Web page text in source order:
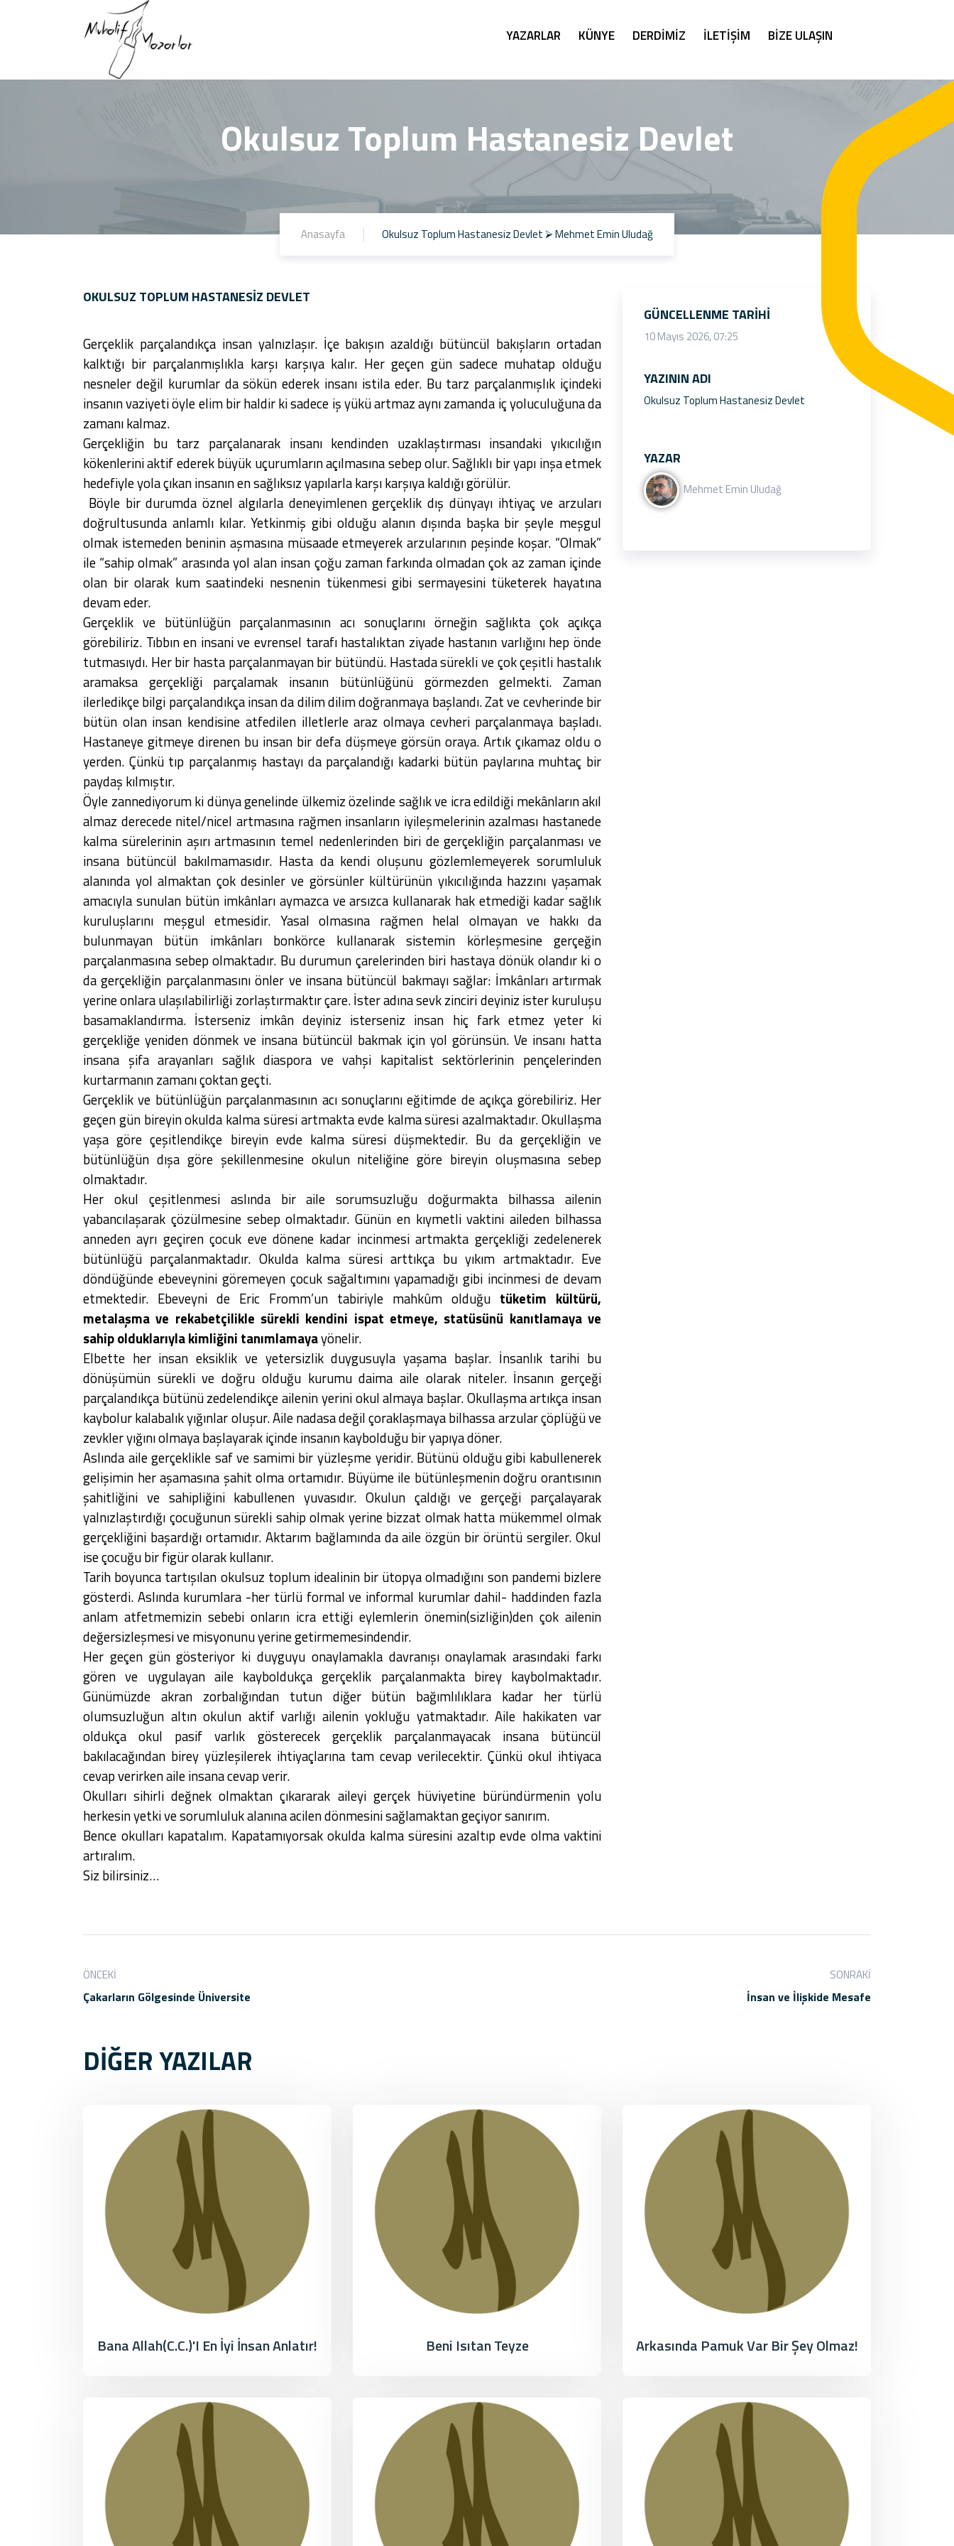
YAZARLAR KÜNYE DERDİMİZ İLETİŞİM BİZE ULAŞIN
Okulsuz Toplum Hastanesiz Devlet
Anasayfa Okulsuz Toplum Hastanesiz Devlet ⮚ Mehmet Emin Uludağ
OKULSUZ TOPLUM HASTANESIZ DEVLET
Gerçeklik parçalandıkça insan yalnızlaşır. İçe bakışın azaldığı bütüncül bakışların ortadan
kalktığı bir parçalanmışlıkla karşı karşıya kalır. Her geçen gün sadece muhatap olduğu
nesneler değil kurumlar da sökün ederek insanı istila eder. Bu tarz parçalanmışlık içindeki
insanın vaziyeti öyle elim bir haldir ki sadece iş yükü artmaz aynı zamanda iç yoluculuğuna da
zamanı kalmaz.
Gerçekliğin bu tarz parçalanarak insanı kendinden uzaklaştırması insandaki yıkıcılığın
kökenlerini aktif ederek büyük uçurumların açılmasına sebep olur. Sağlıklı bir yapı inşa etmek
hedefiyle yola çıkan insanın en sağlıksız yapılarla karşı karşıya kaldığı görülür.
Böyle bir durumda öznel algılarla deneyimlenen gerçeklik dış dünyayı ihtiyaç ve arzuları
doğrultusunda anlamlı kılar. Yetkinmiş gibi olduğu alanın dışında başka bir şeyle meşgul
olmak istemeden beninin aşmasına müsaade etmeyerek arzularının peşinde koşar. “Olmak”
ile “sahip olmak” arasında yol alan insan çoğu zaman farkında olmadan çok az zaman içinde
olan bir olarak kum saatindeki nesnenin tükenmesi gibi sermayesini tüketerek hayatına
devam eder.
Gerçeklik ve bütünlüğün parçalanmasının acı sonuçlarını örneğin sağlıkta çok açıkça
görebiliriz. Tıbbın en insani ve evrensel tarafı hastalıktan ziyade hastanın varlığını hep önde
tutmasıydı. Her bir hasta parçalanmayan bir bütündü. Hastada sürekli ve çok çeşitli hastalık
aramaksa gerçekliği parçalamak insanın bütünlüğünü görmezden gelmekti. Zaman
ilerledikçe bilgi parçalandıkça insan da dilim dilim doğranmaya başlandı. Zat ve cevherinde bir
bütün olan insan kendisine atfedilen illetlerle araz olmaya cevheri parçalanmaya başladı.
Hastaneye gitmeye direnen bu insan bir defa düşmeye görsün oraya. Artık çıkamaz oldu o
yerden. Çünkü tıp parçalanmış hastayı da parçalandığı kadarki bütün paylarına muhtaç bir
paydaş kılmıştır.
Öyle zannediyorum ki dünya genelinde ülkemiz özelinde sağlık ve icra edildiği mekânların akıl
almaz derecede nitel/nicel artmasına rağmen insanların iyileşmelerinin azalması hastanede
kalma sürelerinin aşırı artmasının temel nedenlerinden biri de gerçekliğin parçalanması ve
insana bütüncül bakılmamasıdır. Hasta da kendi oluşunu gözlemlemeyerek sorumluluk
alanında yol almaktan çok desinler ve görsünler kültürünün yıkıcılığında hazzını yaşamak
amacıyla sunulan bütün imkânları aymazca ve arsızca kullanarak hak etmediği kadar sağlık
kuruluşlarını meşgul etmesidir. Yasal olmasına rağmen helal olmayan ve hakkı da
bulunmayan bütün imkânları bonkörce kullanarak sistemin körleşmesine gerçeğin
parçalanmasına sebep olmaktadır. Bu durumun çarelerinden biri hastaya dönük olandır ki o
da gerçekliğin parçalanmasını önler ve insana bütüncül bakmayı sağlar: İmkânları artırmak
yerine onlara ulaşılabilirliği zorlaştırmaktır çare. İster adına sevk zinciri deyiniz ister kuruluşu
basamaklandırma. İsterseniz imkân deyiniz isterseniz insan hiç fark etmez yeter ki
gerçekliğe yeniden dönmek ve insana bütüncül bakmak için yol görünsün. Ve insanı hatta
insana şifa arayanları sağlık diaspora ve vahşi kapitalist sektörlerinin pençelerinden
kurtarmanın zamanı çoktan geçti.
Gerçeklik ve bütünlüğün parçalanmasının acı sonuçlarını eğitimde de açıkça görebiliriz. Her
geçen gün bireyin okulda kalma süresi artmakta evde kalma süresi azalmaktadır. Okullaşma
yaşa göre çeşitlendikçe bireyin evde kalma süresi düşmektedir. Bu da gerçekliğin ve
bütünlüğün dışa göre şekillenmesine okulun niteliğine göre bireyin oluşmasına sebep
olmaktadır.
Her okul çeşitlenmesi aslında bir aile sorumsuzluğu doğurmakta bilhassa ailenin
yabancılaşarak çözülmesine sebep olmaktadır. Günün en kıymetli vaktini aileden bilhassa
anneden ayrı geçiren çocuk eve dönene kadar incinmesi artmakta gerçekliği zedelenerek
bütünlüğü parçalanmaktadır. Okulda kalma süresi arttıkça bu yıkım artmaktadır. Eve
döndüğünde ebeveynini göremeyen çocuk sağaltımını yapamadığı gibi incinmesi de devam
etmektedir. Ebeveyni de Eric Fromm’un tabiriyle mahkûm olduğu tüketim kültürü,
metalaşma ve rekabetçilikle sürekli kendini ispat etmeye, statüsünü kanıtlamaya ve
sahip olduklarıyla kimliğini tanımlamayayönelir.
Elbette her insan eksiklik ve yetersizlik duygusuyla yaşama başlar. İnsanlık tarihi bu
dönüşümün sürekli ve doğru olduğu kurumu daima aile olarak niteler. İnsanın gerçeği
parçalandıkça bütünü zedelendikçe ailenin yerini okul almaya başlar. Okullaşma artıkça insan
kaybolur kalabalık yığınlar oluşur. Aile nadasa değil çoraklaşmaya bilhassa arzular çöplüğü ve
zevkler yığını olmaya başlayarak içinde insanın kaybolduğu bir yapıya döner.
Aslında aile gerçeklikle saf ve samimi bir yüzleşme yeridir. Bütünü olduğu gibi kabullenerek
gelişimin her aşamasına şahit olma ortamıdır. Büyüme ile bütünleşmenin doğru orantısının
şahitliğini ve sahipliğini kabullenen yuvasıdır. Okulun çaldığı ve gerçeği parçalayarak
yalnızlaştırdığı çocuğunun sürekli sahip olmak yerine bizzat olmak hatta mükemmel olmak
gerçekliğini başardığı ortamıdır. Aktarım bağlamında da aile özgün bir örüntü sergiler. Okul
ise çocuğu bir figür olarak kullanır.
Tarih boyunca tartışılan okulsuz toplum idealinin bir ütopya olmadığını son pandemi bizlere
gösterdi. Aslında kurumlara -her türlü formal ve informal kurumlar dahil- haddinden fazla
anlam atfetmemizin sebebi onların icra ettiği eylemlerin önemin(sizliğin)den çok ailenin
değersizleşmesi ve misyonunu yerine getirmemesindendir.
Her geçen gün gösteriyor ki duyguyu onaylamakla davranışı onaylamak arasındaki farkı
gören ve uygulayan aile kayboldukça gerçeklik parçalanmakta birey kaybolmaktadır.
Günümüzde akran zorbalığından tutun diğer bütün bağımlılıklara kadar her türlü
olumsuzluğun altın okulun aktif varlığı ailenin yokluğu yatmaktadır. Aile hakikaten var
oldukça okul pasif varlık gösterecek gerçeklik parçalanmayacak insana bütüncül
bakılacağından birey yüzleşilerek ihtiyaçlarına tam cevap verilecektir. Çünkü okul ihtiyaca
cevap verirken aile insana cevap verir.
Okulları sihirli değnek olmaktan çıkararak aileyi gerçek hüviyetine büründürmenin yolu
herkesin yetki ve sorumluluk alanına acilen dönmesini sağlamaktan geçiyor sanırım.
Bence okulları kapatalım. Kapatamıyorsak okulda kalma süresini azaltıp evde olma vaktini
artıralım.
Siz bilirsiniz…
GÜNCELLENME TARIHI
10 Mayıs 2026, 07:25
YAZININ ADI
Okulsuz Toplum Hastanesiz Devlet
YAZAR
Mehmet Emin Uludağ
ÖNCEKI
Çakarların Gölgesinde Üniversite
SONRAKI
İnsan ve İlişkide Mesafe
DİĞER YAZILAR
Bana Allah(c.c.)'ı En İyi İnsan Anlatır! Beni Isıtan Teyze Arkasında Pamuk Var Bir Şey Olmaz!